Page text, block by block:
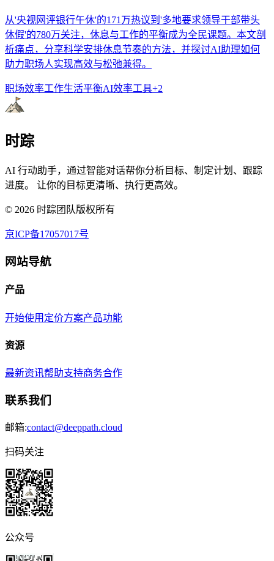
从'央视网评银行午休'的171万热议到'多地要求领导干部带头
休假'的780万关注，休息与工作的平衡成为全民课题。本文剖
析痛点，分享科学安排休息节奏的方法，并探讨AI助理如何
助力职场人实现高效与松弛兼得。
职场效率工作生活平衡AI效率工具+2
时踪
AI 行动助手，通过智能对话帮你分析目标、制定计划、跟踪
进度。 让你的目标更清晰、执行更高效。
© 2026 时踪团队版权所有
京ICP备17057017号
网站导航
产品
开始使用 定价方案产品功能
资源
最新资讯帮助支持商务合作
联系我们
邮箱:contact@deeppath.cloud
扫码关注
公众号